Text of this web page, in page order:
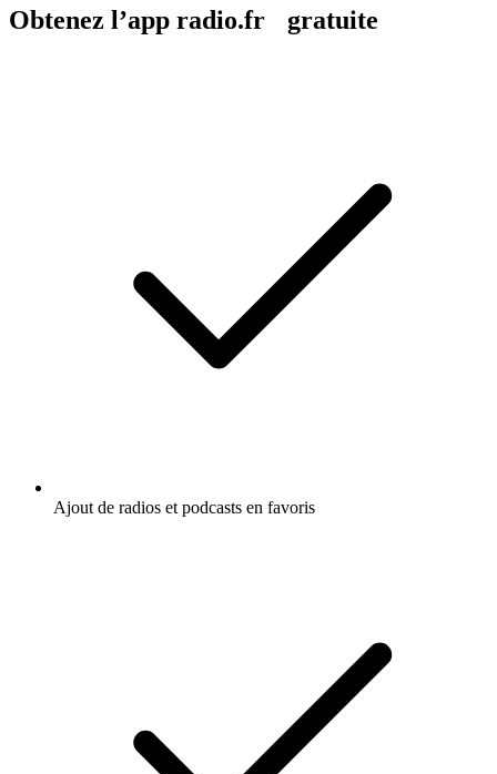
Obtenez l’app radio.fr gratuite
Ajout de radios et podcasts en favoris